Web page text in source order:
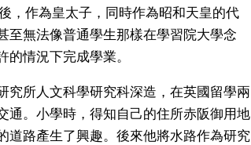
，作為皇太子，同時作為昭和天皇的代
至無法像普通學生那樣在學習院大學念
情況下完成學業。
究所人文科學研究科深造，在英國留學兩
通。小學時，得知自己的住所赤阪御用地
道路產生了興趣。後來他將水路作為研究